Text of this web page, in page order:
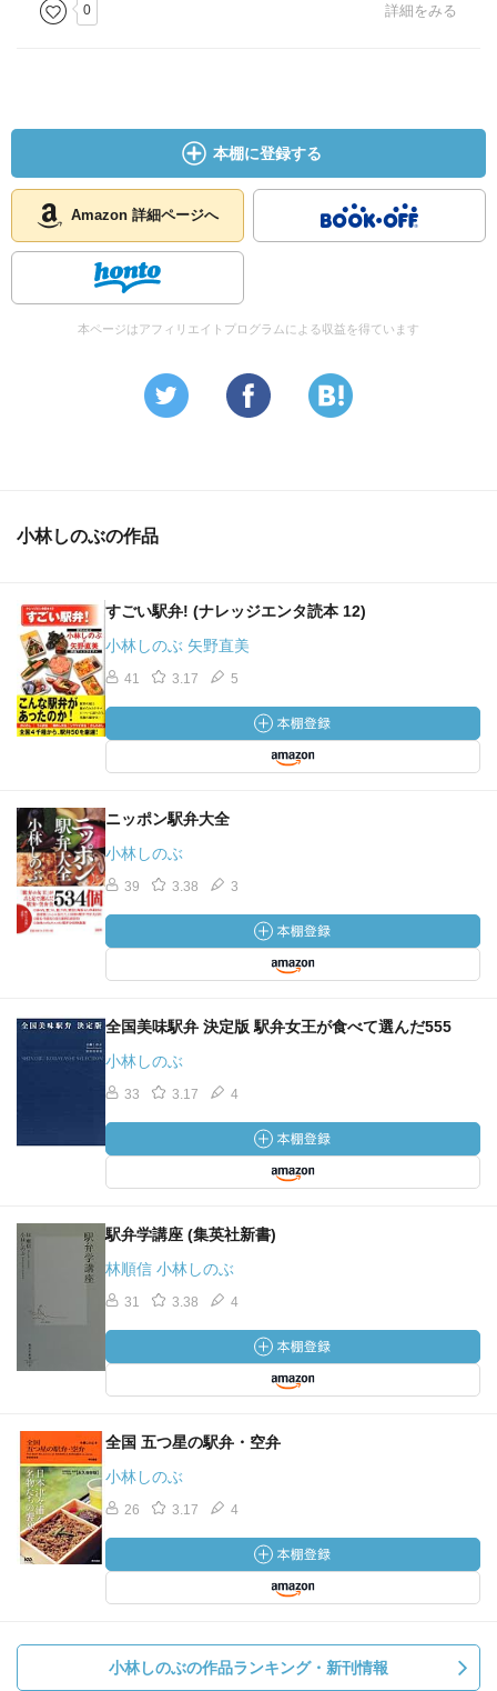
0 詳細をみる
本棚に登録する
Amazon 詳細ページへ
本ページはアフィリエイトプログラムによる収益を得ています
小林しのぶの作品
すごい駅弁! (ナレッジエンタ読本 12)
小林しのぶ 矢野直美
41 3.17 5
ニッポン駅弁大全
小林しのぶ
39 3.38 3
全国美味駅弁 決定版 駅弁女王が食べて選んだ555
小林しのぶ
33 3.17 4
駅弁学講座 (集英社新書)
林順信 小林しのぶ
31 3.38 4
全国 五つ星の駅弁・空弁
小林しのぶ
26 3.17 4
小林しのぶの作品ランキング・新刊情報